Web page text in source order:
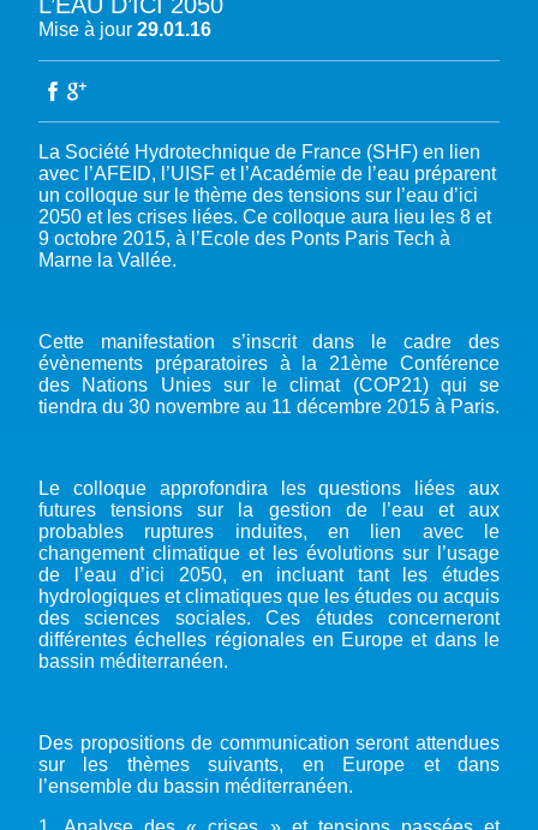
NOTRE MISSION
LES MEMBRES DU PFE
RÈGLEMENT DES COTISATIONS DES MEMBRES
DEVENIR MEMBRE
NOTRE GOUVERNANCE
NOTRE SECRÉTARIAT
NOTRE PLAIDOYER MULTI-ACTEUR
L’EAU DANS LES OBJECTIFS DU DÉVELOPPEMENT DURABLE (ODD)
EAU & CLIMAT
ACCÈS À LA WASH DANS LES CONTEXTES DE CRISES ET FRAGILITÉS
WASH ROAD MAP
CRISE UKRAINIENNE 2022
EAUX, SOLS, AGROÉCOLOGIE ET SÉCURITÉ ALIMENTAIRE
AUTRES EXPERTISES
ÉVÉNEMENTS
COP29 CLIMAT – BAKOU 2024
FORUM URBAIN MONDIAL – LE CAIRE 2024
COP16 BIODIVERSITÉ – CALI 2024
FORUM MONDIAL DE L’EAU – BALI 2024
CONFÉRENCE ONU SUR L’EAU – NEW YORK 2023
TOUS LES ÉVÉNEMENTS
PRESSE
Mise à jour 29.01.16
La Société Hydrotechnique de France (SHF) en lien
avec l’AFEID, l’UISF et l’Académie de l’eau préparent
un colloque sur le thème des tensions sur l’eau d’ici
2050 et les crises liées. Ce colloque aura lieu les 8 et
9 octobre 2015, à l’Ecole des Ponts Paris Tech à
Marne la Vallée.
Cette manifestation s’inscrit dans le cadre des
évènements préparatoires à la 21ème Conférence
des Nations Unies sur le climat (COP21) qui se
tiendra du 30 novembre au 11 décembre 2015 à Paris.
Le colloque approfondira les questions liées aux
futures tensions sur la gestion de l’eau et aux
probables ruptures induites, en lien avec le
changement climatique et les évolutions sur l’usage
de l’eau d’ici 2050, en incluant tant les études
hydrologiques et climatiques que les études ou acquis
des sciences sociales. Ces études concerneront
différentes échelles régionales en Europe et dans le
bassin méditerranéen.
Des propositions de communication seront attendues
sur les thèmes suivants, en Europe et dans
l’ensemble du bassin méditerranéen.